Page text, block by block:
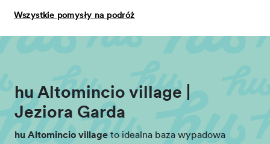
Wszystkie pomysły na podróż
hu Altomincio village |
Jeziora Garda
hu Altomincio village to idealna baza wypadowa